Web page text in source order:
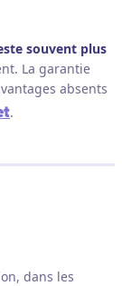
souvent plus
La garantie
absents
.
dans les